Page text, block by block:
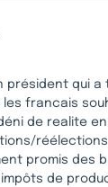
président qui
francais
de realite
promis des
de